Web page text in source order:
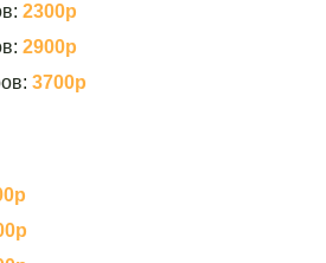
2300р
2900р
3700р